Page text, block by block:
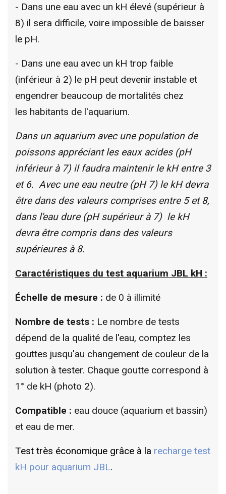
- Dans une eau avec un kH élevé (supérieur à
8) il sera difficile, voire impossible de baisser
le pH.
- Dans une eau avec un kH trop faible
(inférieur à 2) le pH peut devenir instable et
engendrer beaucoup de mortalités chez
les habitants de l'aquarium.
Dans un aquarium avec une population de
poissons appréciant les eaux acides (pH
inférieur à 7) il faudra maintenir le kH entre 3
et 6. Avec une eau neutre (pH 7) le kH devra
être dans des valeurs comprises entre 5 et 8,
dans l'eau dure (pH supérieur à 7) le kH
devra être compris dans des valeurs
supérieures à 8.
Caractéristiques du test aquarium JBL kH :
Échelle de mesure : de 0 à illimité
Nombre de tests : Le nombre de tests
dépend de la qualité de l'eau, comptez les
gouttes jusqu'au changement de couleur de la
solution à tester. Chaque goutte correspond à
1° de kH (photo 2).
Compatible : eau douce (aquarium et bassin)
et eau de mer.
Test très économique grâce à la recharge test
kH pour aquarium JBL.